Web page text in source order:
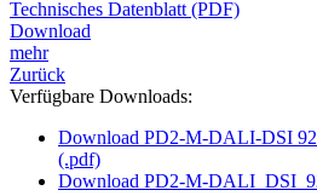
Technisches Datenblatt (PDF)
Download
mehr
Zurück
Verfügbare Downloads:
Download PD2-M-DALI-DSI
(.pdf)
Download PD2-M-